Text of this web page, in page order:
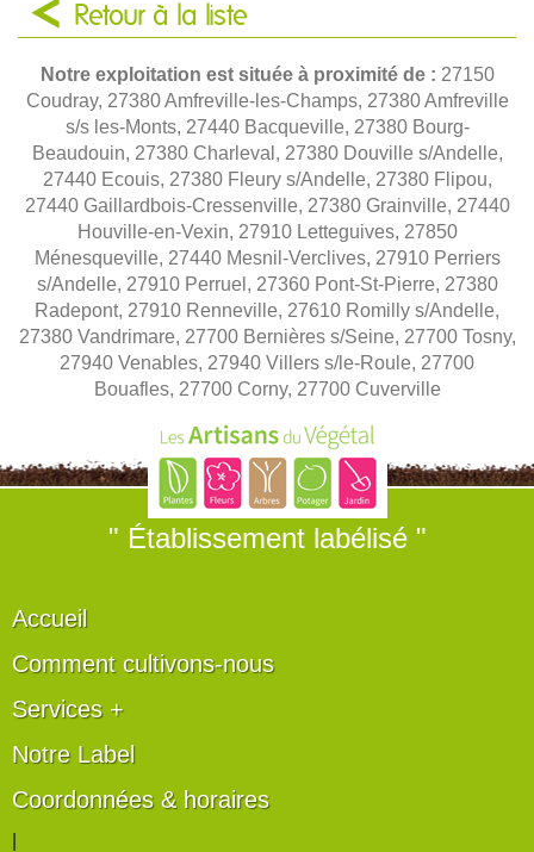
Retour à la liste
Notre exploitation est située à proximité de : 27150
Coudray, 27380 Amfreville-les-Champs, 27380 Amfreville
s/s les-Monts, 27440 Bacqueville, 27380 Bourg-
Beaudouin, 27380 Charleval, 27380 Douville s/Andelle,
27440 Ecouis, 27380 Fleury s/Andelle, 27380 Flipou,
27440 Gaillardbois-Cressenville, 27380 Grainville, 27440
Houville-en-Vexin, 27910 Letteguives, 27850
Ménesqueville, 27440 Mesnil-Verclives, 27910 Perriers
s/Andelle, 27910 Perruel, 27360 Pont-St-Pierre, 27380
Radepont, 27910 Renneville, 27610 Romilly s/Andelle,
27380 Vandrimare, 27700 Bernières s/Seine, 27700 Tosny,
27940 Venables, 27940 Villers s/le-Roule, 27700
Bouafles, 27700 Corny, 27700 Cuverville
" Établissement labélisé "
Accueil
Comment cultivons-nous
Services +
Notre Label
Coordonnées & horaires